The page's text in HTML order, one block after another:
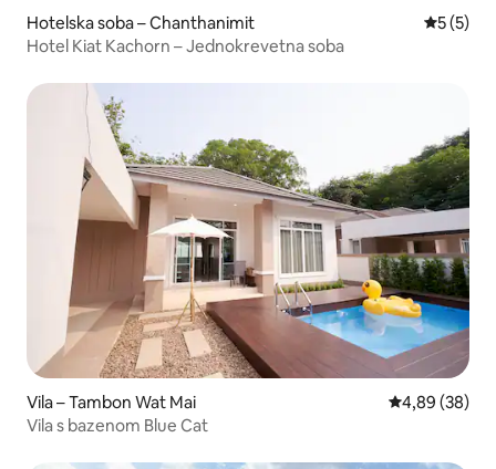
Hotelska soba – Chanthanimit
5 (5)
Hotel Kiat Kachorn – Jednokrevetna soba
Vila – Tambon Wat Mai Prosječna
4,89 (38)
Vila s bazenom Blue Cat